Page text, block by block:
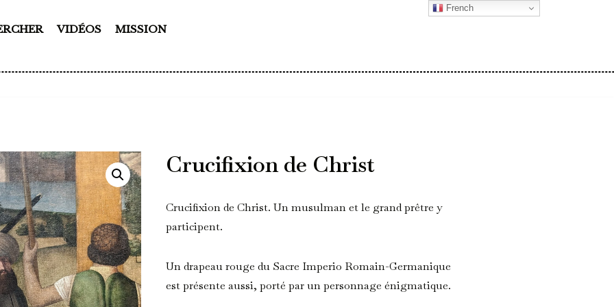
VIDÉOS MISSION
Crucifixion de Christ
Crucifixion de Christ. Un musulman et le grand prêtre y
participent.
Un drapeau rouge du Sacre Imperio Romain-Germanique
est présente aussi, porté par un personnage énigmatique.
French